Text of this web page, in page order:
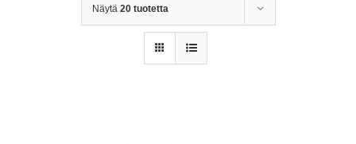
Näytä 20 tuotetta